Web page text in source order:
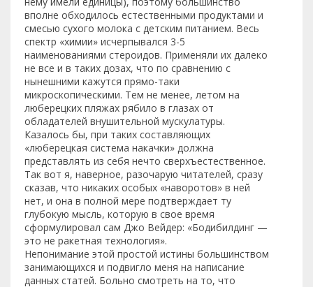
вполне обходилось естественными продуктами и
смесью сухого молока с детским питанием. Весь
спектр «химии» исчерпывался 3-5
наименованиями стероидов. Применяли их далеко
не все и в таких дозах, что по сравнению с
нынешними кажутся прямо-таки
микроскопическими. Тем не менее, летом на
люберецких пляжах рябило в глазах от
обладателей внушительной мускулатуры.
Казалось бы, при таких составляющих
«люберецкая система накачки» должна
представлять из себя нечто сверхъестественное.
Так вот я, наверное, разочарую читателей, сразу
сказав, что никаких особых «наворотов» в ней
нет, и она в полной мере подтверждает ту
глубокую мысль, которую в свое время
сформулировал сам Джо Вейдер: «Бодибилдинг —
это не ракетная технология».
Непонимание этой простой истины большинством
занимающихся и подвигло меня на написание
данных статей. Больно смотреть на то, что